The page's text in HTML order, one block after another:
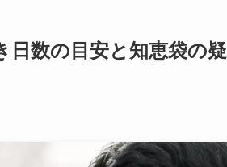
日数の目安と知恵袋の疑